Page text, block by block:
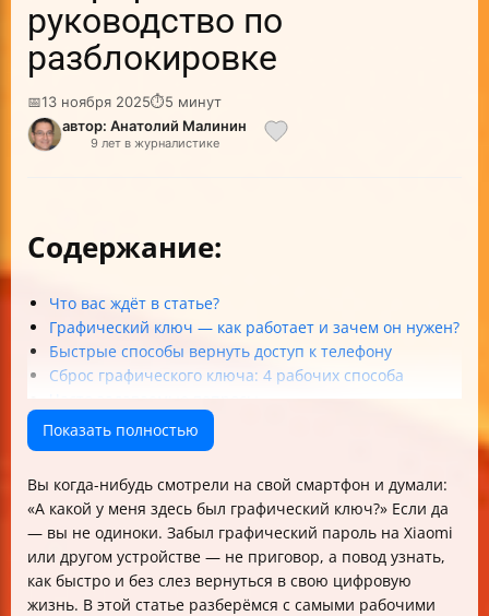
руководство по
разблокировке
📅13 ноября 2025⏱5 минут
автор: Анатолий Малинин
9 лет в журналистике
Содержание:
Что вас ждёт в статье?
Графический ключ — как работает и зачем он нужен?
Быстрые способы вернуть доступ к телефону
Сброс графического ключа: 4 рабочих способа
Часто задаваемые вопросы
Чек-лист: что делать при забытом графическом
ключе
Показать полностью
Вы когда-нибудь смотрели на свой смартфон и думали:
«А какой у меня здесь был графический ключ?» Если да
— вы не одиноки. Забыл графический пароль на Xiaomi
или другом устройстве — не приговор, а повод узнать,
как быстро и без слез вернуться в свою цифровую
жизнь. В этой статье разберёмся с самыми рабочими